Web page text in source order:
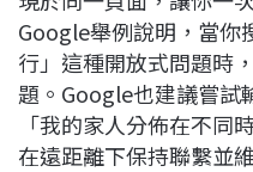
Google舉例說明，當你
行」這種開放式問題時
題。Google也建議嘗試
「我的家人分佈在不同
在遠距離下保持聯繫並